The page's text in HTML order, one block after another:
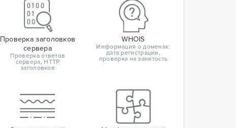
Проверка заголовков
сервера
Проверка ответов
сервера, HTTP
заголовков
WHOIS
Информация о доменах:
дата регистрации,
проверка на занятость